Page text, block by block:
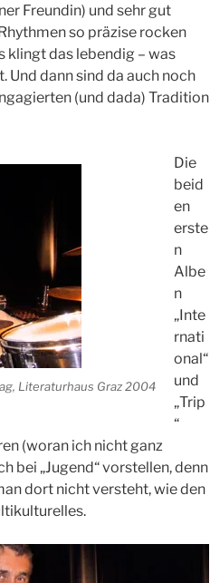
Freundin) und sehr gut
so präzise rocken
das lebendig – was
Und dann sind da auch noch
(und dada) Tradition
Literaturhaus Graz 2004
Die
beid
en
erste
n
Albe
n
„Inte
rnati
onal“
und
„Trip
“
(woran ich nicht ganz
bei „Jugend“ vorstellen, denn
dort nicht versteht, wie den